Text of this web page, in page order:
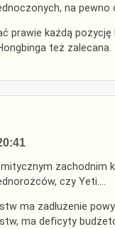
na
prawie każdą
też zalecana.
zachodnim
czy Yeti….
ma zadłużenie
ma deficyty